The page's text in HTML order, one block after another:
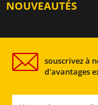
NOUVEAUTÉS
souscrivez à
d'avantages